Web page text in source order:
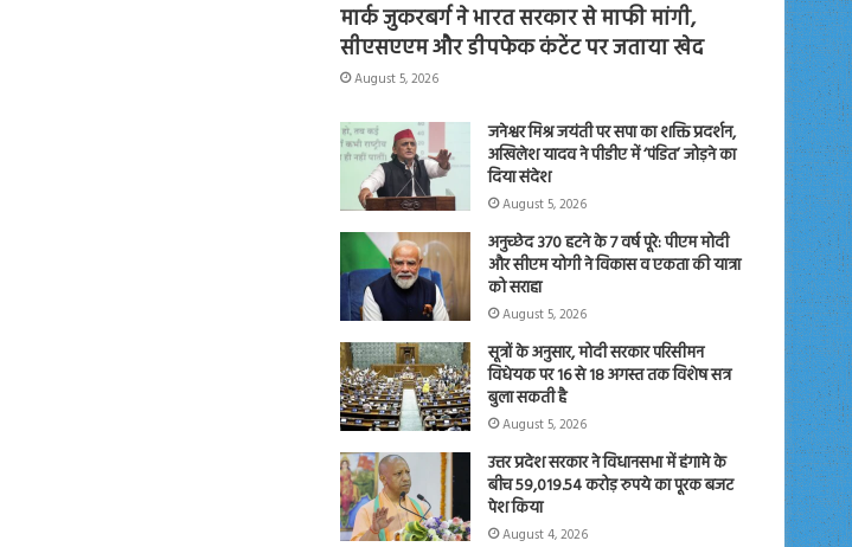
मार्क जुकरबर्ग ने भारत सरकार से माफी मांगी,
सीएसएएम और डीपफेक कंटेंट पर जताया खेद
August 5, 2026
जनेश्वर मिश्र जयंती पर सपा का शक्ति प्रदर्शन,
अखिलेश यादव ने पीडीए में ‘पंडित’ जोड़ने का
दिया संदेश
August 5, 2026
अनुच्छेद 370 हटने के 7 वर्ष पूरे: पीएम मोदी
और सीएम योगी ने विकास व एकता की यात्रा
को सराहा
August 5, 2026
सूत्रों के अनुसार, मोदी सरकार परिसीमन
विधेयक पर 16 से 18 अगस्त तक विशेष सत्र
बुला सकती है
August 5, 2026
उत्तर प्रदेश सरकार ने विधानसभा में हंगामे के
बीच 59,019.54 करोड़ रुपये का पूरक बजट
पेश किया
August 4, 2026